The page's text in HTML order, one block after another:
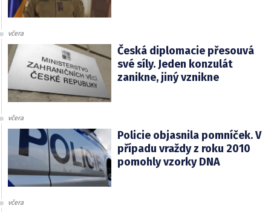
včera
Česká diplomacie přesouvá
své síly. Jeden konzulát
zanikne, jiný vznikne
včera
Policie objasnila pomníček. V
případu vraždy z roku 2010
pomohly vzorky DNA
včera